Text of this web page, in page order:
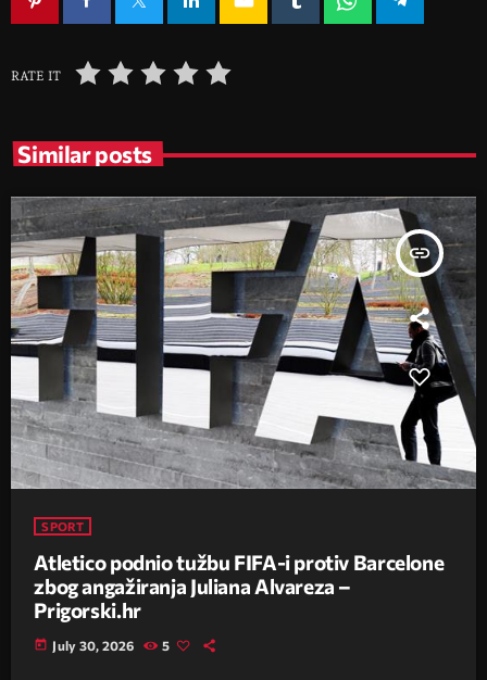
RATE IT
Similar posts
insert_link
SPORT
Atletico podnio tužbu FIFA-i protiv Barcelone
zbog angažiranja Juliana Alvareza –
Prigorski.hr
today July 30, 2026 5